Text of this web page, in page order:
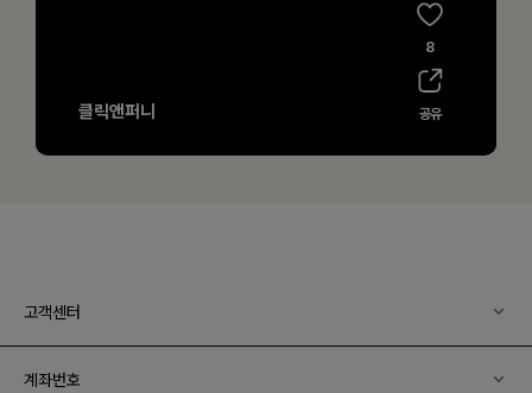
고객센터
계좌번호